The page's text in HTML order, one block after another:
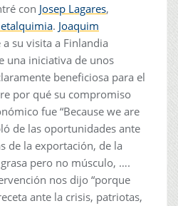
con Josep Lagares,
. Joaquim
su visita a Finlandia
una iniciativa de unos
beneficiosa para el
por qué su compromiso
fue “Because we are
de las oportunidades ante
de la exportación, de la
pero no músculo, ….
nos dijo “porque
ante la crisis, patriotas,